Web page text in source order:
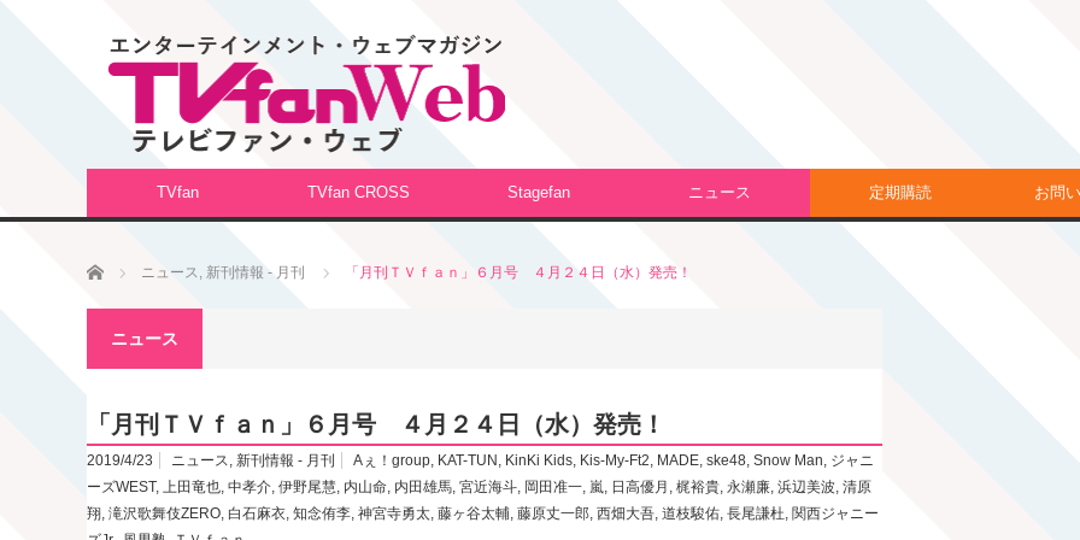
TVfan TVfan CROSS Stagefan ニュース 定期購読 お問
ホーム ニュース, 新刊情報 - 月刊 「月刊ＴＶｆａｎ」６月号 ４月２４日（水）発売！
ニュース
「月刊ＴＶｆａｎ」６月号 ４月２４日（水）発売！
2019/4/23 ニュース, 新刊情報 - 月刊 Aぇ！group, KAT-TUN , KinKi Kids, Kis-My-Ft2, MADE, ske48, Snow Man, ジャニ
ーズWEST, 上田竜也, 中孝介, 伊野尾慧, 内山命, 内田雄馬, 宮近海斗, 岡田准一, 嵐, 日高優月 , 梶裕貴, 永瀬廉, 浜辺美波, 清原
翔, 滝沢歌舞伎ZERO, 白石麻衣, 知念侑李, 神宮寺勇太, 藤ヶ谷太輔, 藤原丈一郎, 西畑大吾, 道枝駿佑, 長尾謙杜, 関西ジャニー